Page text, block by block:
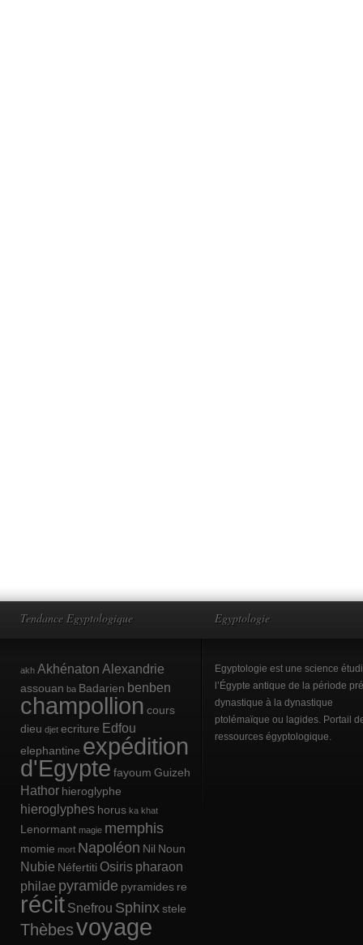
Tendance Egyptologique
akh Akhénaton Alexandrie
assouan ba Badarien benben
champollion cours
dieu djet ecriture Edfou
elephantine expédition
d'Egyptefayoum Guizeh
Hathor hieroglyphe
hieroglyphes horus ka khat
Lenormant magie memphis
momie mort Napoléon Nil Noun
Nubie Néfertiti Osiris pharaon
philae pyramide pyramides re
récit Snefrou Sphinxstele
Thèbesvoyage
Egyptologie
Egyptologie est une science
l’Égypte antique de la période
dynastique à la dynastique
ptolémaïque ou lagides. Portail
ressources égyptologique.